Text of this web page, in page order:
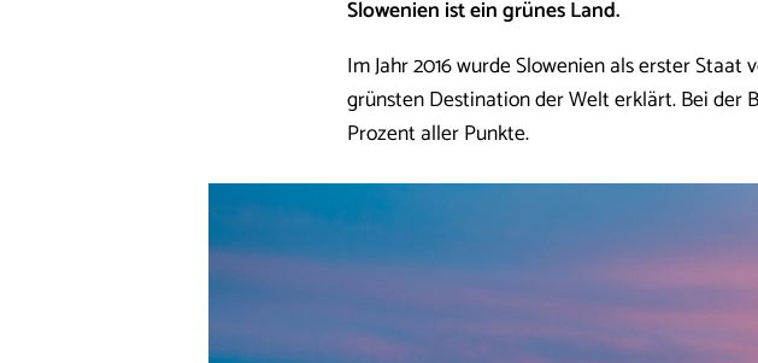
Slowenien ist ein grünes Land.
Im Jahr 2016 wurde Slowenien als erster
grünsten Destination der Welt erklärt. Bei der
Prozent aller Punkte.